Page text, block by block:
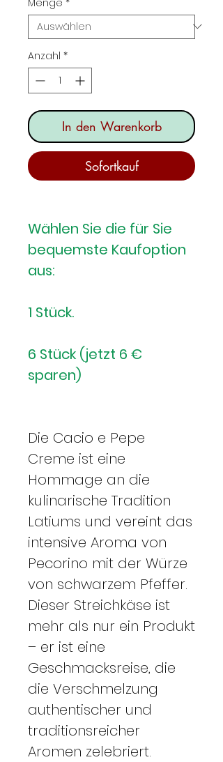
Anzahl *
In den Warenkorb
Sofortkauf
Wählen Sie die für Sie
bequemste Kaufoption
aus:
1 Stück.
6 Stück (jetzt 6 €
sparen)
Die Cacio e Pepe
Creme ist eine
Hommage an die
kulinarische Tradition
Latiums und vereint das
intensive Aroma von
Pecorino mit der Würze
von schwarzem Pfeffer.
Dieser Streichkäse ist
mehr als nur ein Produkt
– er ist eine
Geschmacksreise, die
die Verschmelzung
authentischer und
traditionsreicher
Aromen zelebriert.